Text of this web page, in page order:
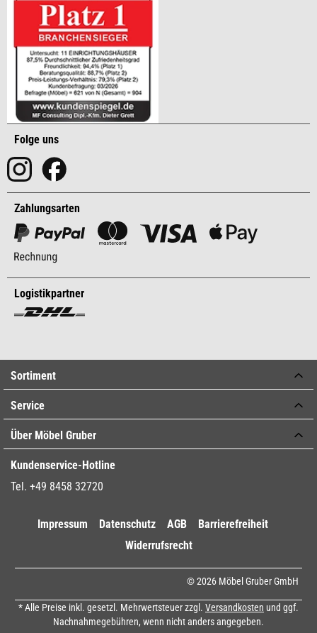
Folge uns
Zahlungsarten
Logistikpartner
Sortiment
Service
Über Möbel Gruber
Kundenservice-Hotline
Tel. +49 8458 32720
Impressum Datenschutz AGB
Barrierefreiheit
Widerrufsrecht
© 2026 Möbel Gruber GmbH
* Alle Preise inkl. gesetzl. Mehrwertsteuer zzgl. Versandkosten und ggf.
Nachnahmegebühren, wenn nicht anders angegeben.